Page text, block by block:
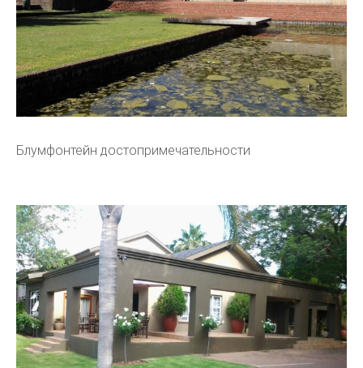
Блумфонтейн достопримечательности